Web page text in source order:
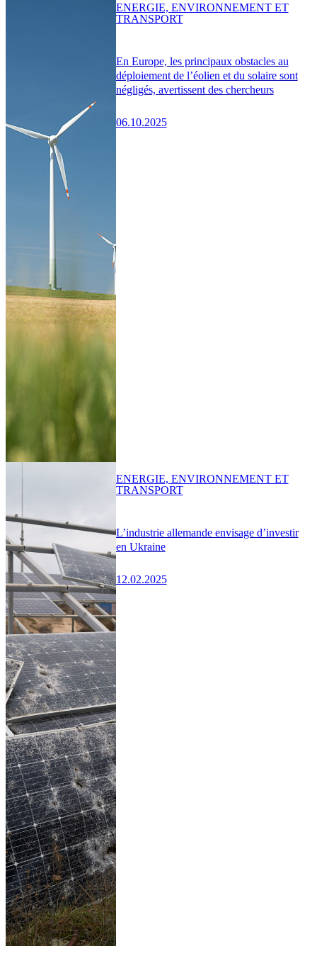
En Europe, les principaux obstacles au
déploiement de l’éolien et du solaire sont
négligés, avertissent des chercheurs
06.10.2025
ENERGIE, ENVIRONNEMENT ET
TRANSPORT
L’industrie allemande envisage d’investir
en Ukraine
12.02.2025
ENERGIE, ENVIRONNEMENT ET
TRANSPORT